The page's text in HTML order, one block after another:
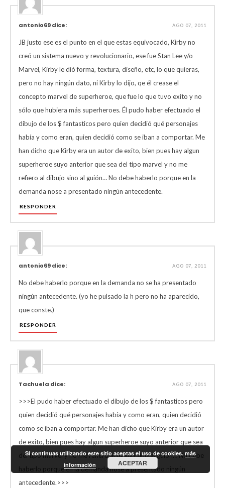
antonio69 dice: AGO 07, 2011
JB justo ese es el punto en el que estas equivocado, Kirby no
creó un sistema nuevo y revolucionario, ese fue Stan Lee y/o
Marvel, Kirby le dió forma, textura, diseño, etc, lo que quieras,
pero no hay ningún dato, ni Kirby lo dijo, qe él crease el
concepto marvel de superheroe, que fue lo que tuvo exito y no
sólo que hubiera más superheroes. Él pudo haber efectuado el
dibujo de los $ fantasticos pero quien decidió qué personajes
había y como eran, quien decidió como se iban a comportar. Me
han dicho que Kirby era un autor de exito, bien pues hay algun
superheroe suyo anterior que sea del tipo marvel y no me
refiero al dibujo sino al guión… No debe haberlo porque en la
demanda nose a presentado ningún antecedente.
RESPONDER
antonio69 dice: AGO 07, 2011
No debe haberlo porque en la demanda no se ha presentado
ningún antecedente. (yo he pulsado la h pero no ha aparecido,
que conste.)
RESPONDER
Tachuela dice: AGO 07, 2011
>>>El pudo haber efectuado el dibujo de los $ fantasticos pero
quien decidió qué personajes había y como eran, quien decidió
como se iban a comportar. Me han dicho que Kirby era un autor
de exito, bien pues hay algun superheroe suyo anterior que sea
del tipo marvel y no me refiero al dibujo sino al guión… No debe
haberlo porque en la demanda nose a presentado ningún
antecedente.>>>
Si continuas utilizando este sitio aceptas el uso de cookies.más
información
ACEPTAR